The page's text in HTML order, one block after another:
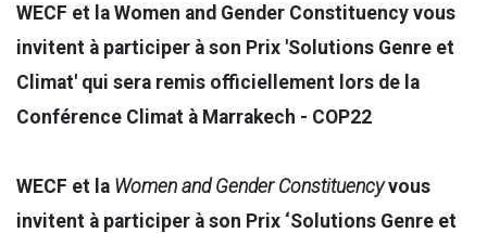
WECF et la Women and Gender Constituency vous
invitent à participer à son Prix 'Solutions Genre et
Climat' qui sera remis officiellement lors de la
Conférence Climat à Marrakech - COP22
WECF et la Women and Gender Constituencyvous
invitent à participer à son Prix ‘Solutions Genre et